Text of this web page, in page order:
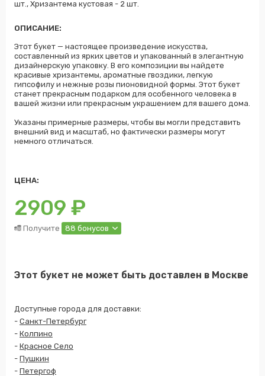
шт., Хризантема кустовая - 2 шт.
ОПИСАНИЕ:
Этот букет — настоящее произведение искусства,
составленный из ярких цветов и упакованный в элегантную
дизайнерскую упаковку. В его композиции вы найдете
красивые хризантемы, ароматные гвоздики, легкую
гипсофилу и нежные розы пионовидной формы. Этот букет
станет прекрасным подарком для особенного человека в
вашей жизни или прекрасным украшением для вашего дома.
Указаны примерные размеры, чтобы вы могли представить
внешний вид и масштаб, но фактически размеры могут
немного отличаться.
ЦЕНА:
2909 ₽
Получите 88 бонусов
Этот букет не может быть доставлен в Москве
Доступные города для доставки:
Санкт-Петербург
Колпино
Красное Село
Пушкин
Петергоф